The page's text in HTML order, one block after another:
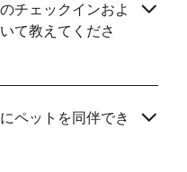
チェックインおよ
て教えてくださ
ペットを同伴でき